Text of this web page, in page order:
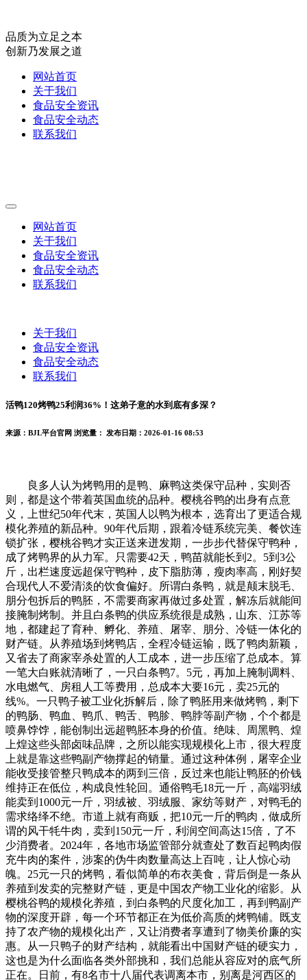
品质为立足之本
创新乃发展之道
网站首页
关于我们
食品安全资讯
食品安全动态
联系我们
网站首页
关于我们
食品安全资讯
食品安全动态
联系我们
关于我们
食品安全资讯
食品安全动态
联系我们
活鸭120烤鸭25利润36%！这弟子意的水到底有多深？
来源：BJL平台官网 浏览量： 发布日期：2026-01-16 08:53
良多人认为烤鸭用的是鸭、麻鸭这类保守品种，实则否
则，都是这个带着英国血统的品种。樱桃谷鸭的出身有点意
义，上世纪50年代末，英国人以鸭为根本，选育出了更适合规
模化养殖的新品种。90年代后期，跟着冷链系统完美、餐饮连
锁扩张，樱桃谷鸭才实正送来迸发期，一步步代替保守鸭种，
成了烤鸭界的从力军。只需要42天，鸭苗就能长到2。5到3公
斤，出栏速度远超保守鸭种，皮下脂肪薄，瘦肉率高，刚好契
合现代人不爱清淡的饮食偏好。所谓白条鸭，就是颠末脱毛、
朋分包拆后的鸭胚，不需要商家再做过多处置，解冻后就能间
接腌制烤制。并且白条鸭的供应系统很是成熟，山东、江苏等
地，都建起了育种、孵化、养殖、屠宰、朋分、冷链一体化的
财产链。从养殖场到烤鸭店，全程冷链运输，既了鸭肉新颖，
又省去了商家宰杀处置的人工成本，进一步压缩了总成本。算
一笔大白账就清晰了，一只白条鸭7。5元，再加上腌制调料、
水电燃气、房租人工等费用，总成本大要16元，卖25元的
线%。一只鸭子被工业化拆解后，除了鸭胚用来做烤鸭，剩下
的鸭肠、鸭血、鸭爪、鸭舌、鸭胗、鸭脖等副产物，个个都是
喷鼻饽饽，能创制出远超鸭胚本身的价值。绝味、周黑鸭、煌
上煌这些头部卤味品牌，之所以能实现规模化上市，很大程度
上就是靠这些鸭副产物撑起的销量。通过这种体例，屠宰企业
能收受接管整只鸭成本的两到三倍，反过来也能让鸭胚的价钱
维持正在低位，构成良性轮回。通俗鸭毛18元一斤，高端羽绒
能卖到1000元一斤，羽绒被、羽绒服、家纺等财产，对鸭毛的
需求络绎不绝。市道上就有商贩，把10元一斤的鸭肉，做成所
谓的风干牦牛肉，卖到150元一斤，利润空间高达15倍，了不
少消费者。2024年，各地市场监管部分就查处了数百起鸭肉假
充牛肉的案件，涉案的伪牛肉数量高达上百吨，让人惊心动
魄。25元一只的烤鸭，看似简单的布衣美食，背后倒是一条从
养殖到发卖的完整财产链，更是中国农产物工业化的缩影。从
樱桃谷鸭的规模化养殖，到白条鸭的尺度化加工，再到鸭副产
物的深度开辟，每一个环节都正在为低价高质的烤鸭铺。既支
持了农产物的规模化出产，又让消费者享遭到了物美价廉的实
惠。从一只鸭子的财产结构，就能看出中国财产链的硬实力，
这也是为什么面临各类外部挑和，我们总能从容应对的底气所
正在。日前，有8名市十八届代表调离本市，别离是河西区的